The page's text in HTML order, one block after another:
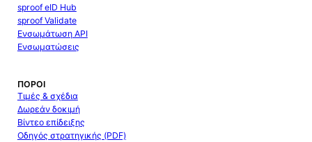
sproof eID Hub
sproof Validate
Ενσωμάτωση API
Ενσωματώσεις
ΠΌΡΟΙ
Τιμές & σχέδια
Δωρεάν δοκιμή
Βίντεο επίδειξης
Οδηγός στρατηγικής (PDF)